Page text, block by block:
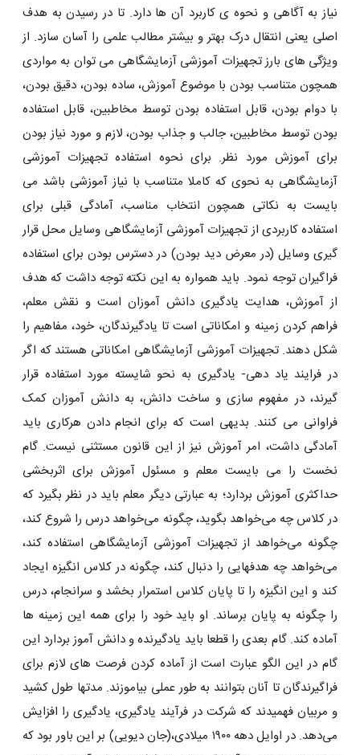
نیاز به آگاهی و نحوه ی کاربرد آن ها دارد. تا در رسیدن به هدف
اصلی یعنی انتقال درک بهتر و بیشتر مطالب علمی را آسان سازد. از
ویژگی های بارز تجهیزات آموزشی آزمایشگاهی می توان به مواردی
همچون متناسب بودن با موضوع آموزش، ساده بودن، دقیق بودن،
با دوام بودن، قابل استفاده بودن توسط مخاطبین، قابل استفاده
بودن توسط مخاطبین، جالب و جذاب بودن، لازم و مورد نیاز بودن
برای آموزش مورد نظر. برای نحوه استفاده تجهیزات آموزشی
آزمایشگاهی به نحوی که کاملا متناسب با نیاز آموزشی باشد می
بایست به نکاتی همچون انتخاب مناسب، آمادگی قبلی برای
استفاده کاربردی از تجهیزات آموزشی آزمایشگاهی وسایل محل قرار
گیری وسایل (در معرض دید بودن) در دسترس بودن برای استفاده
فراگیران توجه نمود. باید همواره به این نکته توجه داشت که هدف
از آموزش، هدایت یادگیری دانش آموزان است و نقش معلم،
فراهم کردن زمینه و امکاناتی است تا یادگیرندگان، خود، مفاهیم را
شکل دهند. تجهیزات آموزشی آزمایشگاهی امکاناتی هستند که اگر
در فرایند یاد دهی- یادگیری به نحو شایسته مورد استفاده قرار
گیرند، در مفهوم سازی و ساخت دانش، به دانش آموزان کمک
فراوانی می کنند. بدیهی است که برای انجام دادن هرکاری باید
آمادگی داشت، امر آموزش نیز از این قانون مستثنی نیست. گام
نخست را می بایست معلم و مسئول آموزش برای اثربخشی
حداکثری آموزش بردارد؛ به عبارتی دیگر معلم باید در نظر بگیرد که
در کلاس چه می‌خواهد بگوید، چگونه می‌خواهد درس را شروع کند،
چگونه می‌خواهد از تجهیزات آموزشی آزمایشگاهی استفاده کند،
می‌خواهد چه هدفهایی را دنبال کند، چگونه در کلاس انگیزه ایجاد
کند و این انگیزه را تا پایان کلاس استمرار بخشد و سرانجام، درس
را چگونه به پایان برساند. او باید خود را برای همه این زمینه ها
آماده کند. گام بعدی را قطعا باید یادگیرنده و دانش آموز بردارد این
گام در این الگو عبارت است از آماده کردن فرصت ‌های لازم برای
فراگیرندگان تا آنان بتوانند به طور عملی بیاموزند. مدتها طول کشید
و مربیان فهمیدند که شرکت در فرآیند یادگیری، یادگیری را افزایش
می‌دهد. در اوایل دهه ۱۹۰۰ میلادی،(جان دیویی) بر این باور بود که